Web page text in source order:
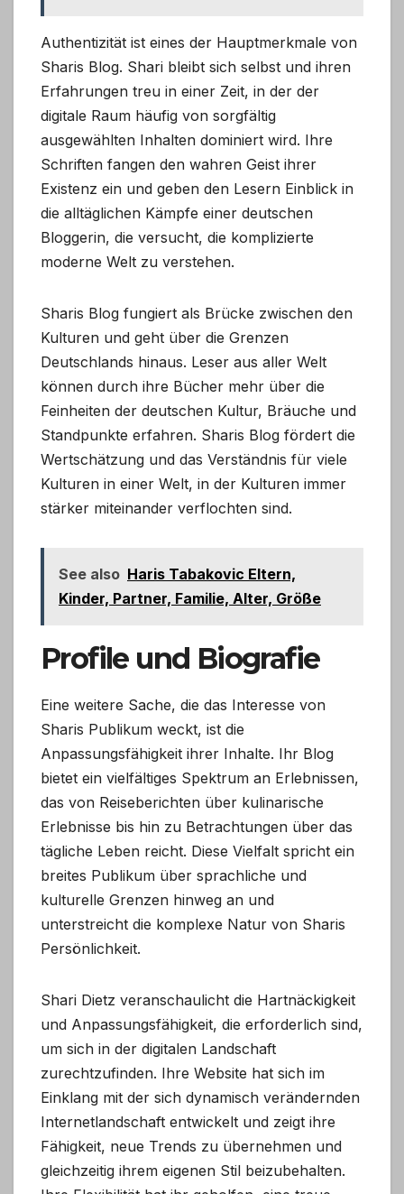
Authentizität ist eines der Hauptmerkmale von
Sharis Blog. Shari bleibt sich selbst und ihren
Erfahrungen treu in einer Zeit, in der der
digitale Raum häufig von sorgfältig
ausgewählten Inhalten dominiert wird. Ihre
Schriften fangen den wahren Geist ihrer
Existenz ein und geben den Lesern Einblick in
die alltäglichen Kämpfe einer deutschen
Bloggerin, die versucht, die komplizierte
moderne Welt zu verstehen.
Sharis Blog fungiert als Brücke zwischen den
Kulturen und geht über die Grenzen
Deutschlands hinaus. Leser aus aller Welt
können durch ihre Bücher mehr über die
Feinheiten der deutschen Kultur, Bräuche und
Standpunkte erfahren. Sharis Blog fördert die
Wertschätzung und das Verständnis für viele
Kulturen in einer Welt, in der Kulturen immer
stärker miteinander verflochten sind.
See also Haris Tabakovic Eltern,
Kinder, Partner, Familie, Alter, Größe
Profile und Biografie
Eine weitere Sache, die das Interesse von
Sharis Publikum weckt, ist die
Anpassungsfähigkeit ihrer Inhalte. Ihr Blog
bietet ein vielfältiges Spektrum an Erlebnissen,
das von Reiseberichten über kulinarische
Erlebnisse bis hin zu Betrachtungen über das
tägliche Leben reicht. Diese Vielfalt spricht ein
breites Publikum über sprachliche und
kulturelle Grenzen hinweg an und
unterstreicht die komplexe Natur von Sharis
Persönlichkeit.
Shari Dietz veranschaulicht die Hartnäckigkeit
und Anpassungsfähigkeit, die erforderlich sind,
um sich in der digitalen Landschaft
zurechtzufinden. Ihre Website hat sich im
Einklang mit der sich dynamisch verändernden
Internetlandschaft entwickelt und zeigt ihre
Fähigkeit, neue Trends zu übernehmen und
gleichzeitig ihrem eigenen Stil beizubehalten.